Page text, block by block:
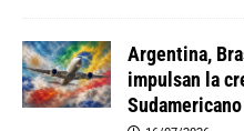
Argentina,
impulsan la
Sudamericano